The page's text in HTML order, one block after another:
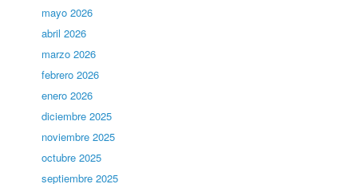
mayo 2026
abril 2026
marzo 2026
febrero 2026
enero 2026
diciembre 2025
noviembre 2025
octubre 2025
septiembre 2025